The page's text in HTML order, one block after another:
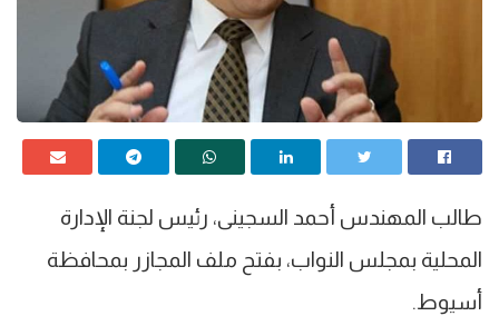
طالب المهندس أحمد السجينى، رئيس لجنة الإدارة
المحلية بمجلس النواب، بفتح ملف المجازر بمحافظة
أسيوط.